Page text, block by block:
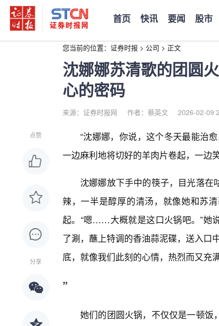
首页 快讯 要闻 股市
您当前的位置： 证券时报 > 公司 > 正文
沈娜娜苏清歌的团圆
心的密码
来源：证券时报网 作者：蔡英文 2026-02-09
点赞
分享
“沈娜娜，你说，这个冬天最能治
一边麻利地将切好的羊肉片卷起，一边
沈娜娜放下手中的筷子，目光落
辣，一半是醇厚的清汤，就像她和苏
起。“嗯……大概就是这口火锅吧。”她
了涮，蘸上特调的香油蒜泥碟，送入口
底，就像我们此刻的心情，热烈而又充
”
她们的团圆火锅，不仅仅是一顿饭